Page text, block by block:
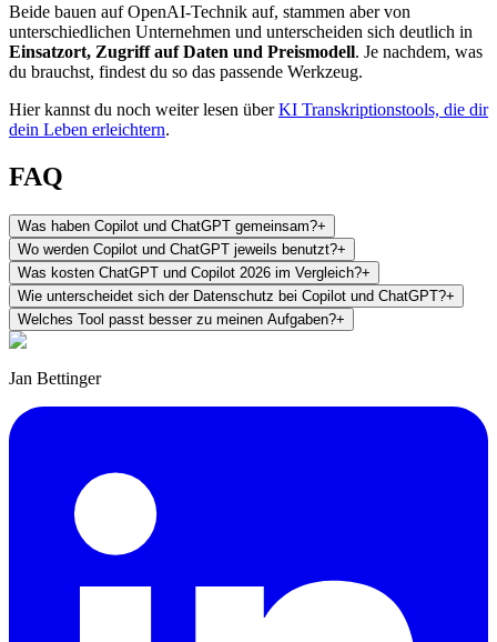
Beide bauen auf OpenAI-Technik auf, stammen aber von
unterschiedlichen Unternehmen und unterscheiden sich deutlich in
Einsatzort, Zugriff auf Daten und Preismodell. Je nachdem, was
du brauchst, findest du so das passende Werkzeug.
Hier kannst du noch weiter lesen überKI Transkriptionstools, die dir
dein Leben erleichtern.
FAQ
Was haben Copilot und ChatGPT gemeinsam?+
Wo werden Copilot und ChatGPT jeweils benutzt?+
Was kosten ChatGPT und Copilot 2026 im Vergleich?+
Wie unterscheidet sich der Datenschutz bei Copilot und ChatGPT?+
Welches Tool passt besser zu meinen Aufgaben?+
Jan Bettinger